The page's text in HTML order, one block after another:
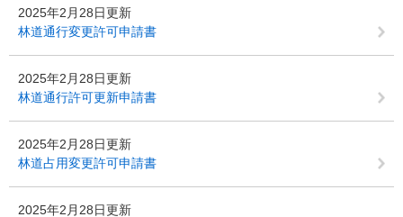
2025年2月28日更新
林道通行変更許可申請書
2025年2月28日更新
林道通行許可更新申請書
2025年2月28日更新
林道占用変更許可申請書
2025年2月28日更新